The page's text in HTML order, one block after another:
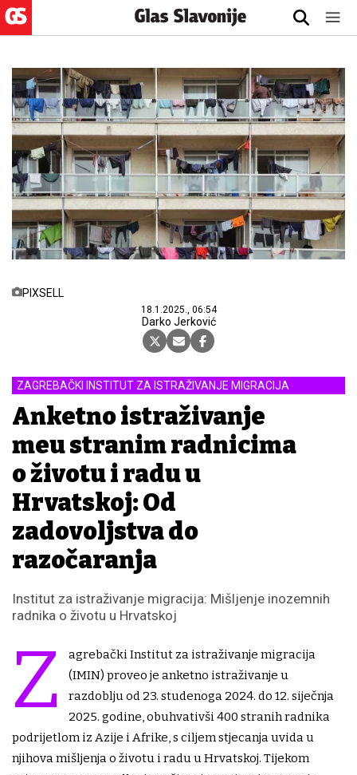
PIXSELL
18.1.2025., 06:54
Darko Jerković
ZAGREBAČKI INSTITUT ZA ISTRAŽIVANJE MIGRACIJA
Anketno istraživanje
među stranim radnicima
o životu i radu u
Hrvatskoj: Od
zadovoljstva do
razočaranja
Institut za istraživanje migracija: Mišljenje inozemnih
radnika o životu u Hrvatskoj
Z
agrebački Institut za istraživanje migracija
(IMIN) proveo je anketno istraživanje u
razdoblju od 23. studenoga 2024. do 12. siječnja
2025. godine, obuhvativši 400 stranih radnika
podrijetlom iz Azije i Afrike, s ciljem stjecanja uvida u
njihova mišljenja o životu i radu u Hrvatskoj. Tijekom